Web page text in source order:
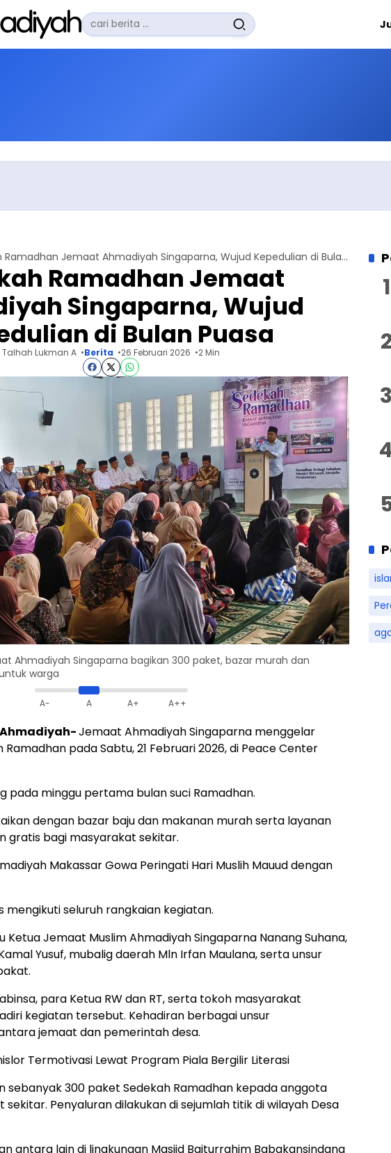
Pencarian
untuk:
Sedekah Ramadhan Jemaat Ahmadiyah Singaparna, Wujud Kepedulian di Bulan Puasa
Ramadhan Jemaat
Singaparna, Wujud
di Bulan Puasa
Talhah Lukman A Berita 26 Februari 2026 2 Min
Ahmadiyah Singaparna bagikan 300 paket, bazar murah dan
warga
A- A A+ A++
Jemaat Ahmadiyah Singaparna menggelar
Ramadhan pada Sabtu, 21 Februari 2026, di Peace Center
pada minggu pertama bulan suci Ramadhan.
dengan bazar baju dan makanan murah serta layanan
gratis bagi masyarakat sekitar.
Makassar Gowa Peringati Hari Muslih Mauud dengan
seluruh rangkaian kegiatan.
Ketua Jemaat Muslim Ahmadiyah Singaparna Nanang Suhana,
Yusuf, mubalig daerah Mln Irfan Maulana, serta unsur
para Ketua RW dan RT, serta tokoh masyarakat
kegiatan tersebut. Kehadiran berbagai unsur
jemaat dan pemerintah desa.
Termotivasi Lewat Program Piala Bergilir Literasi
sebanyak 300 paket Sedekah Ramadhan kepada anggota
Penyaluran dilakukan di sejumlah titik di wilayah Desa
antara lain di lingkungan Masjid Baiturrahim Babakansindang